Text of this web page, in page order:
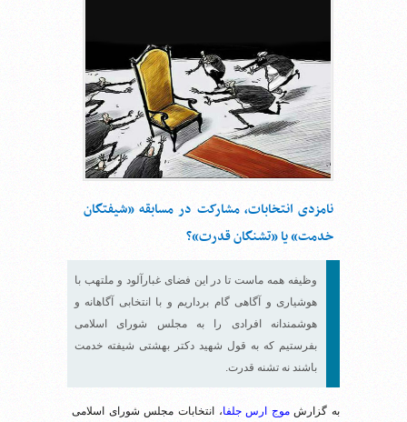
نامزدی انتخابات، مشارکت در مسابقه «شیفتگان
خدمت» یا «تشنگان قدرت»؟
وظیفه همه ماست تا در این فضای غبارآلود و ملتهب با
هوشیاری و آگاهی گام برداریم و با انتخابی آگاهانه و
هوشمندانه افرادی را به مجلس شورای اسلامی
بفرستیم که به قول شهید دکتر بهشتی شیفته خدمت
باشند نه تشنه قدرت.
به گزارشموج ارس جلفا، انتخابات مجلس شورای اسلامی